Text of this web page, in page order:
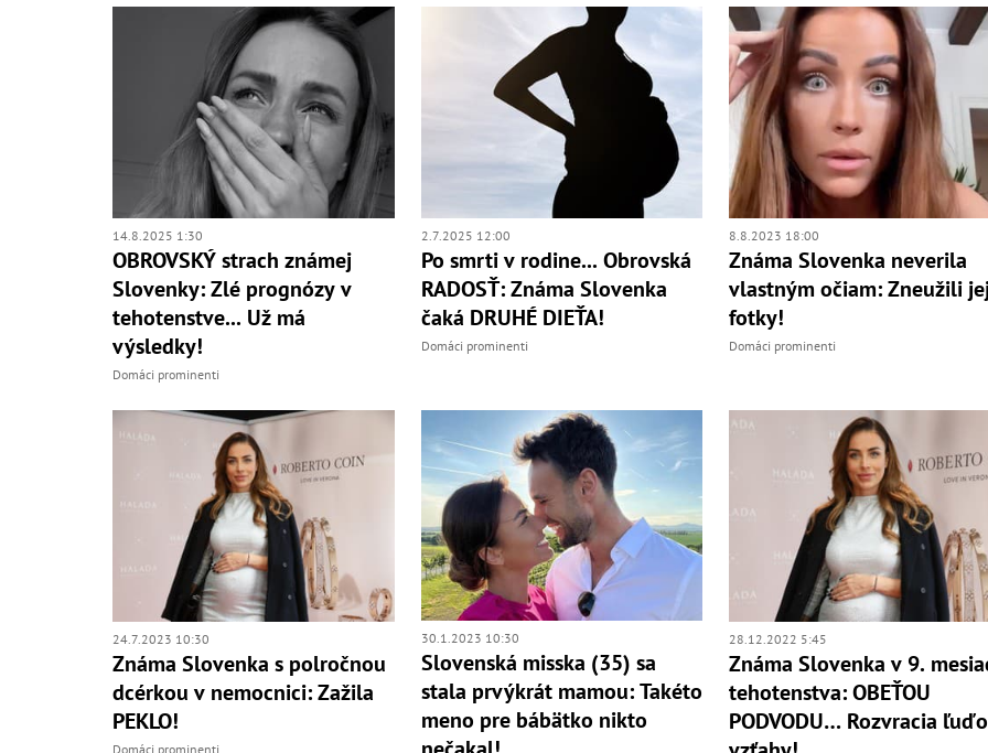
14.8.2025 1:30
OBROVSKÝ strach známej
Slovenky: Zlé prognózy v
tehotenstve... Už má
výsledky!
Domáci prominenti
2.7.2025 12:00
Po smrti v rodine... Obrovská
RADOSŤ: Známa Slovenka
čaká DRUHÉ DIEŤA!
Domáci prominenti
8.8.2023 18:00
Známa Slovenka neverila
vlastným očiam: Zneužili
fotky!
Domáci prominenti
24.7.2023 10:30
Známa Slovenka s polročnou
dcérkou v nemocnici: Zažila
PEKLO!
Domáci prominenti
30.1.2023 10:30
Slovenská misska (35) sa
stala prvýkrát mamou: Takéto
meno pre bábätko nikto
28.12.2022 5:45
Známa Slovenka v 9.
tehotenstva: OBEŤOU
PODVODU… Rozvracia